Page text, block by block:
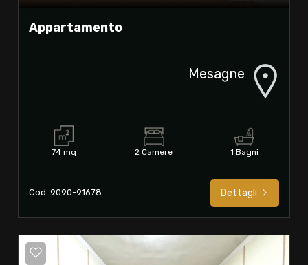
Appartamento
Mesagne
74 mq 2 Camere 1 Bagni
Cod. 9090-91678 Dettagli